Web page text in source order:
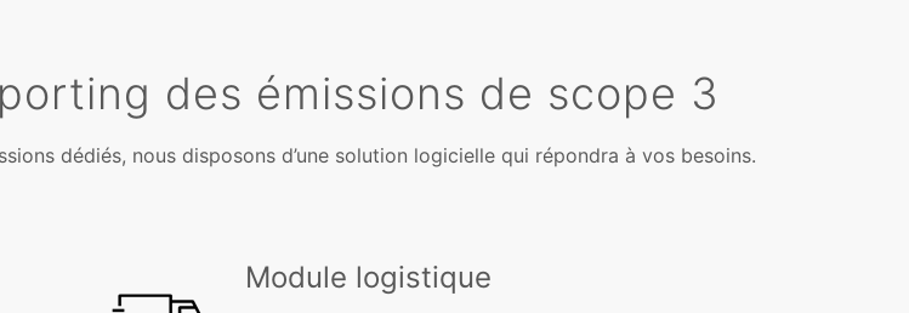
des émissions de scope 3
dédiés, nous disposons d’une solution logicielle qui répondra à vos besoins.
Module logistique